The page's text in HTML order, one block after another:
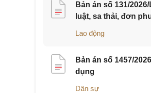
Bản án số 131/
luật, sa thải, đơn
Lao động
Bản án số 1457/
dụng
Dân sự